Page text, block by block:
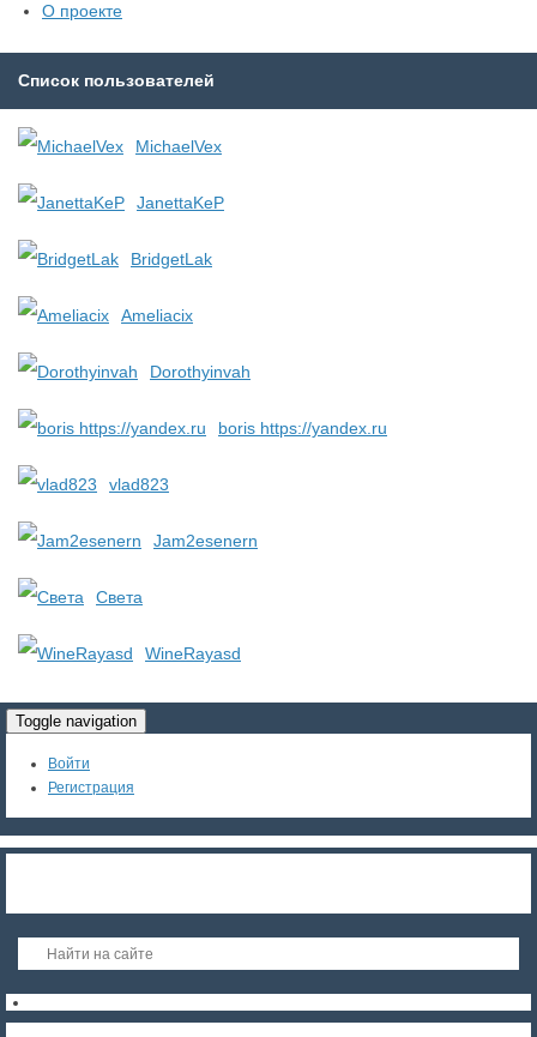
О проекте
Список пользователей
MichaelVex
JanettaKeP
BridgetLak
Ameliacix
Dorothyinvah
boris https://yandex.ru
vlad823
Jam2esenern
Света
WineRayasd
Toggle navigation
Войти
Регистрация